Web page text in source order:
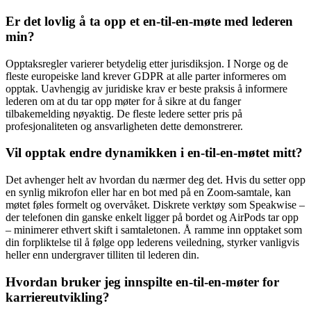
Er det lovlig å ta opp et en-til-en-møte med lederen
min?
Opptaksregler varierer betydelig etter jurisdiksjon. I Norge og de
fleste europeiske land krever GDPR at alle parter informeres om
opptak. Uavhengig av juridiske krav er beste praksis å informere
lederen om at du tar opp møter for å sikre at du fanger
tilbakemelding nøyaktig. De fleste ledere setter pris på
profesjonaliteten og ansvarligheten dette demonstrerer.
Vil opptak endre dynamikken i en-til-en-møtet mitt?
Det avhenger helt av hvordan du nærmer deg det. Hvis du setter opp
en synlig mikrofon eller har en bot med på en Zoom-samtale, kan
møtet føles formelt og overvåket. Diskrete verktøy som Speakwise –
der telefonen din ganske enkelt ligger på bordet og AirPods tar opp
– minimerer ethvert skift i samtaletonen. Å ramme inn opptaket som
din forpliktelse til å følge opp lederens veiledning, styrker vanligvis
heller enn undergraver tilliten til lederen din.
Hvordan bruker jeg innspilte en-til-en-møter for
karriereutvikling?